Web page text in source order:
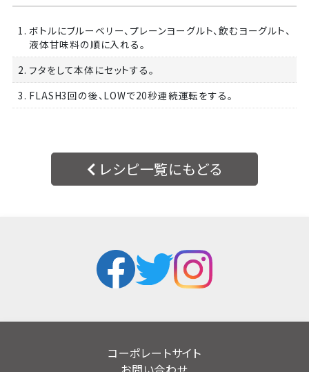
1. ボトルにブルーベリー、プレーンヨーグルト、飲むヨーグルト、
液体甘味料の順に入れる。
2. フタをして本体にセットする。
3. FLASH3回の後、LOWで20秒連続運転をする。
レシピ一覧にもどる
コーポレートサイト